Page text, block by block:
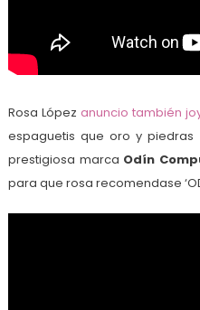
Rosa López anuncio también
espaguetis que oro y
prestigiosa marca Odín
para que rosa recomendase